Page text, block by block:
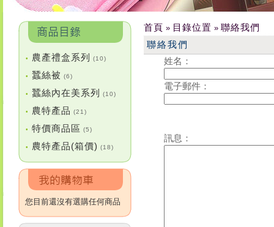
• 農產禮盒系列 (10)
• 蠶絲被 (6)
• 蠶絲內在美系列 (10)
• 農特產品 (21)
• 特價商品區 (5)
• 農特產品(箱價) (18)
您目前還沒有選購任何商品
首頁 » 目錄位置 » 聯絡我們
聯絡我們
姓名：
電子郵件：
訊息：